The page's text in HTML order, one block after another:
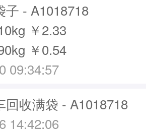
子 - A1018718
￥2.33
￥0.54
09:34:57
回收满袋 - A1018718
14:42:06